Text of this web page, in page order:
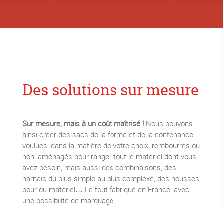
Des solutions sur mesure
Sur mesure, mais à un coût maîtrisé !Nous pouvons
ainsi créer des sacs de la forme et de la contenance
voulues, dans la matière de votre choix, rembourrés ou
non, aménagés pour ranger tout le matériel dont vous
avez besoin, mais aussi des combinaisons, des
harnais du plus simple au plus complexe, des housses
pour du matériel… Le tout fabriqué en France, avec
une possibilité de marquage.